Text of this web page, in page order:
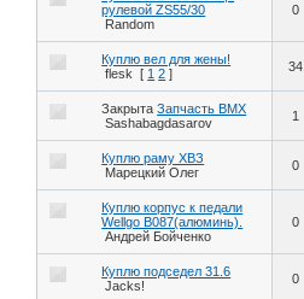
рулевой ZS55/30
Random
0
Куплю вел для жены!
flesk
[ 1 2 ] 34
ЗакрытаЗапчасть BMX
Sashabagdasarov
1
Куплю раму ХВЗ
Марецкий Олег
0
Куплю корпус к педали
Wellgo B087(алюминь).
Андрей Бойченко
0
Куплю подседел 31.6
Jacks!
0